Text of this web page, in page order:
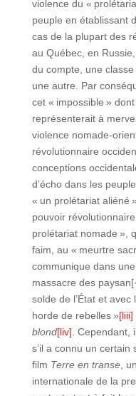
violence du «
peuple en établissant
cas de la plupart des
au Québec, en
du compte, une
une autre. Par
cet « impossible »
représenterait à
violence nomade-
révolutionnaire
conceptions
d’écho dans les
« un prolétariat aliéné
pouvoir
prolétariat nomade »,
faim, au « meurtre
communique dans
massacre des
solde de l’État et
horde de rebelles »[liii]
blond[liv]. Cependant,
s’il a connu un
film Terre en transe,
internationale de la